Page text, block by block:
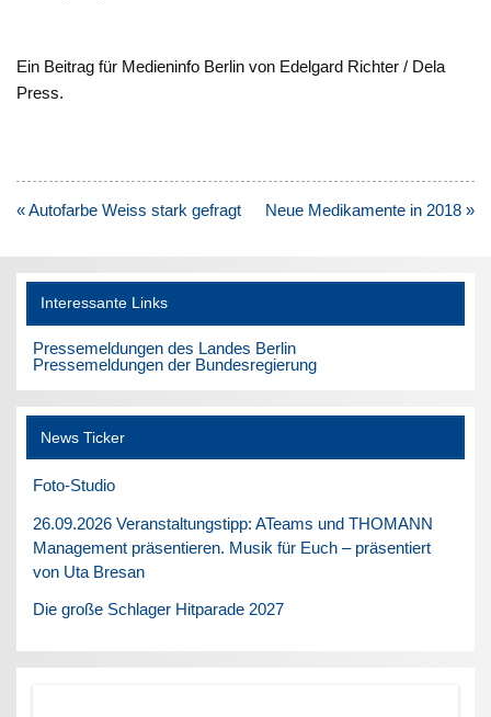
Ein Beitrag für Medieninfo Berlin von Edelgard Richter / Dela
Press.
Beitragsnavigation
« Autofarbe Weiss stark gefragt Neue Medikamente in 2018 »
Interessante Links
Pressemeldungen des Landes Berlin
Pressemeldungen der Bundesregierung
News Ticker
Foto-Studio
26.09.2026 Veranstaltungstipp: ATeams und THOMANN
Management präsentieren. Musik für Euch – präsentiert
von Uta Bresan
Die große Schlager Hitparade 2027